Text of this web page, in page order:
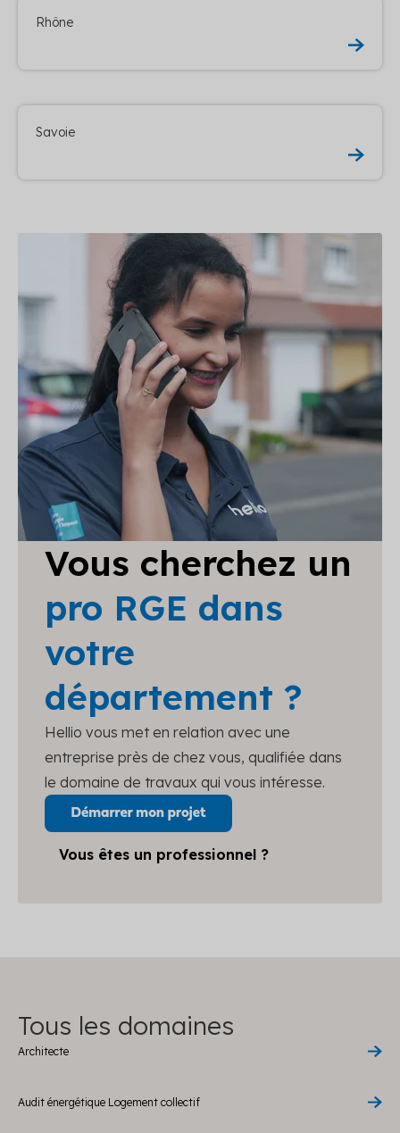
Rhône
Savoie
Vous cherchez un
pro RGE dans
votre
département ?
Hellio vous met en relation avec une
entreprise près de chez vous, qualifiée dans
le domaine de travaux qui vous intéresse.
Vous êtes un professionnel ?
Tous les domaines
Architecte
Audit énergétique Logement collectif